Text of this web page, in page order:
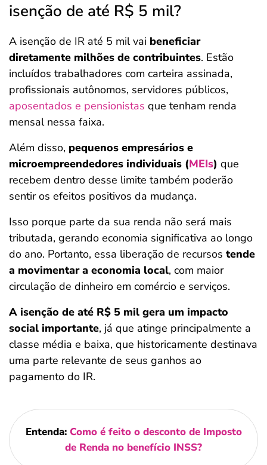
isenção de até R$ 5 mil?
A isenção de IR até 5 mil vai beneficiar
diretamente milhões de contribuintes. Estão
incluídos trabalhadores com carteira assinada,
profissionais autônomos, servidores públicos,
aposentados e pensionistas que tenham renda
mensal nessa faixa.
Além disso, pequenos empresários e
microempreendedores individuais (MEIs) que
recebem dentro desse limite também poderão
sentir os efeitos positivos da mudança.
Isso porque parte da sua renda não será mais
tributada, gerando economia significativa ao longo
do ano. Portanto, essa liberação de recursos tende
a movimentar a economia local, com maior
circulação de dinheiro em comércio e serviços.
A isenção de até R$ 5 mil gera um impacto
social importante, já que atinge principalmente a
classe média e baixa, que historicamente destinava
uma parte relevante de seus ganhos ao
pagamento do IR.
Entenda: Como é feito o desconto de Imposto
de Renda no benefício INSS?